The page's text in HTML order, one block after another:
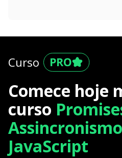
Curso
Comece hoje
curso
JavaScript